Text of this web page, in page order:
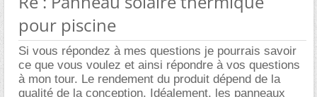
pour piscine
Si vous répondez à mes questions je pourrais savoir
ce que vous voulez et ainsi répondre à vos questions
à mon tour. Le rendement du produit dépend de la
qualité de la conception. Idéalement, les panneaux